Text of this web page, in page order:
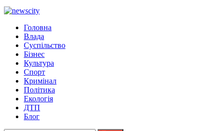
NewsCity — свежие новости Запорожья сегодня
Новости Запорожья и Запорожской области сегодня. События
Запорожья, коррупция, политика, дтп, новости спорта
Головна
Влада
Суспільство
Бізнес
Культура
Спорт
Кримінал
Політика
Екологія
ДТП
Блог